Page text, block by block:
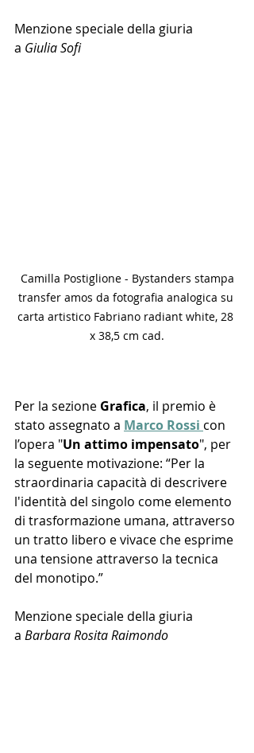
Menzione speciale della giuria
a Giulia Sofi
transfer amos da fotografia analogica su
carta artistico Fabriano radiant white, 28
x 38,5 cm cad.
Per la sezione Grafica, il premio è
stato assegnato a Marco Rossi con
l’opera "Un attimo impensato", per
la seguente motivazione: “Per la
straordinaria capacità di descrivere
l'identità del singolo come elemento
di trasformazione umana, attraverso
un tratto libero e vivace che esprime
una tensione attraverso la tecnica
del monotipo.”
Menzione speciale della giuria
a Barbara Rosita Raimondo